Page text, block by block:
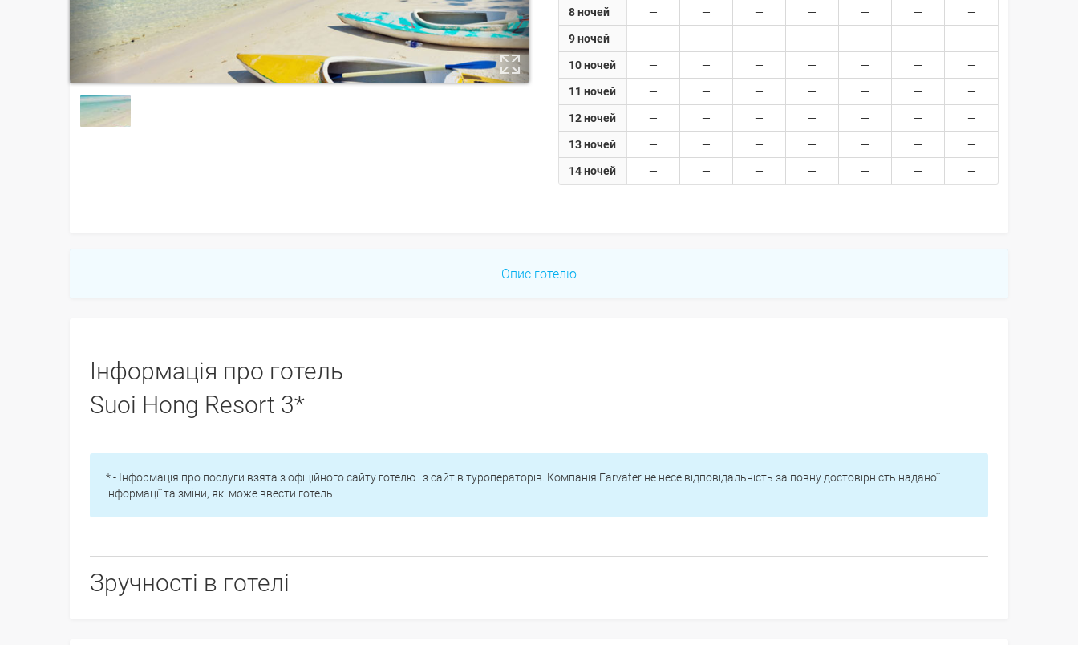
8 ночей
9 ночей
10 ночей
11 ночей
12 ночей
13 ночей
14 ночей
Опис готелю
Інформація про готель
Suoi Hong Resort 3*
* - Інформація про послуги взята з офіційного сайту готелю і з сайтів туроператорів. Компанія Farvater не несе відповідальність за повну достовірність наданої
інформації та зміни, які може ввести готель.
Зручності в готелі